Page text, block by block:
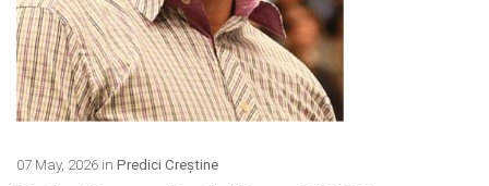
07 May, 2026 in Predici Creștine